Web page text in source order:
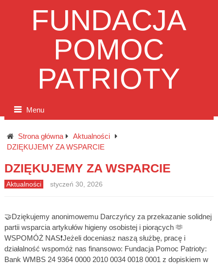
FUNDACJA
POMOC
PATRIOTY
Menu
Strona główna
Aktualności
DZIĘKUJEMY ZA WSPARCIE
DZIĘKUJEMY ZA WSPARCIE
Aktualności styczeń 30, 2026
🤝Dziękujemy anonimowemu Darczyńcy za przekazanie solidnej
partii wsparcia artykułów higieny osobistej i piorących 🫶
WSPOMÓŻ NAS❗Jeżeli doceniasz naszą służbę, pracę i
działalność wspomóż nas finansowo: Fundacja Pomoc Patrioty:
Bank WMBS 24 9364 0000 2010 0034 0018 0001 z dopiskiem w